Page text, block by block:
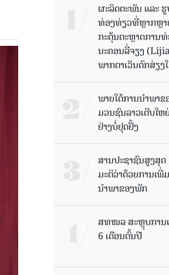
ຜະລິດຕະພັນ ແລະ
ທ່ອງທ່ຽວທີ່ຫຼາກຫຼາ
ກະຕຸ້ນຕະຫຼາດການ
ນະຄອນລີ່ຈຽງ
ພາກຕາເວັນຕົກສ່ຽງ
ພາຍໃຕ້ການນໍາພາ
ມວນຊົນລາວເຕີບໃຫ
ຢ່າງບໍ່ຢຸດຢັ້ງ
ສານປະຊາຊົນສູງສຸດ
ມະຕິວ່າດ້ວຍການເພີ່
ນຳພາຂອງພັກ
ສທໜລ ສະຫຼຸບການ
6 ເດືອນຕົ້ນປີ